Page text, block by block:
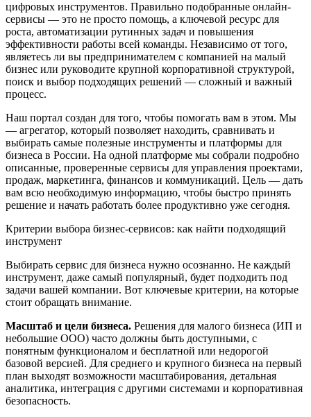
цифровых инструментов. Правильно подобранные онлайн-
сервисы — это не просто помощь, а ключевой ресурс для
роста, автоматизации рутинных задач и повышения
эффективности работы всей команды. Независимо от того,
являетесь ли вы предпринимателем с компанией на малый
бизнес или руководите крупной корпоративной структурой,
поиск и выбор подходящих решений — сложный и важный
процесс.
Наш портал создан для того, чтобы помогать вам в этом. Мы
— агрегатор, который позволяет находить, сравнивать и
выбирать самые полезные инструменты и платформы для
бизнеса в России. На одной платформе мы собрали подробно
описанные, проверенные сервисы для управления проектами,
продаж, маркетинга, финансов и коммуникаций. Цель — дать
вам всю необходимую информацию, чтобы быстро принять
решение и начать работать более продуктивно уже сегодня.
Критерии выбора бизнес-сервисов: как найти подходящий
инструмент
Выбирать сервис для бизнеса нужно осознанно. Не каждый
инструмент, даже самый популярный, будет подходить под
задачи вашей компании. Вот ключевые критерии, на которые
стоит обращать внимание.
Масштаб и цели бизнеса. Решения для малого бизнеса (ИП и
небольшие ООО) часто должны быть доступными, с
понятным функционалом и бесплатной или недорогой
базовой версией. Для среднего и крупного бизнеса на первый
план выходят возможности масштабирования, детальная
аналитика, интеграция с другими системами и корпоративная
безопасность.